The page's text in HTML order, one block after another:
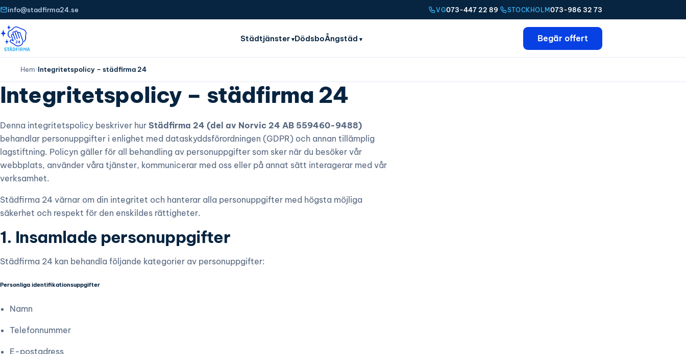
info@stadfirma24.se VG073-447 22 89· STOCKHOLM073-986 32 73
Städtjänster DödsboÅngstäd Begär offert
Hem›Integritetspolicy – städfirma 24
Integritetspolicy – städfirma 24
Denna integritetspolicy beskriver hur Städfirma 24 (del av Norvic 24 AB 559460-9488)
behandlar personuppgifter i enlighet med dataskyddsförordningen (GDPR) och annan tillämplig
lagstiftning. Policyn gäller för all behandling av personuppgifter som sker när du besöker vår
webbplats, använder våra tjänster, kommunicerar med oss eller på annat sätt interagerar med vår
verksamhet.
Städfirma 24 värnar om din integritet och hanterar alla personuppgifter med högsta möjliga
säkerhet och respekt för den enskildes rättigheter.
1. Insamlade personuppgifter
Städfirma 24 kan behandla följande kategorier av personuppgifter:
Personliga identifikationsuppgifter
Namn
Telefonnummer
E-postadress